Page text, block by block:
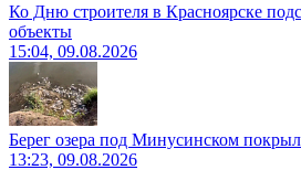
Ко Дню строителя в Красноярске
объекты
15:04, 09.08.2026
Берег озера под Минусинском
13:23, 09.08.2026